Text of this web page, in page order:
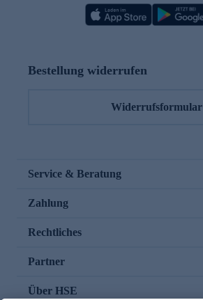
Bestellung widerrufen
Widerrufsformular
Service & Beratung
Zahlung
Rechtliches
Partner
Über HSE